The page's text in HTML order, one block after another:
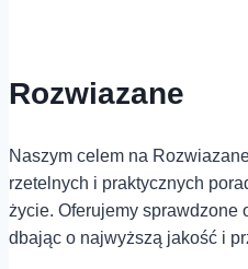
Rozwiazane
Naszym celem na
rzetelnych i praktycznych
życie. Oferujemy sprawdzone
dbając o najwyższą jakość i